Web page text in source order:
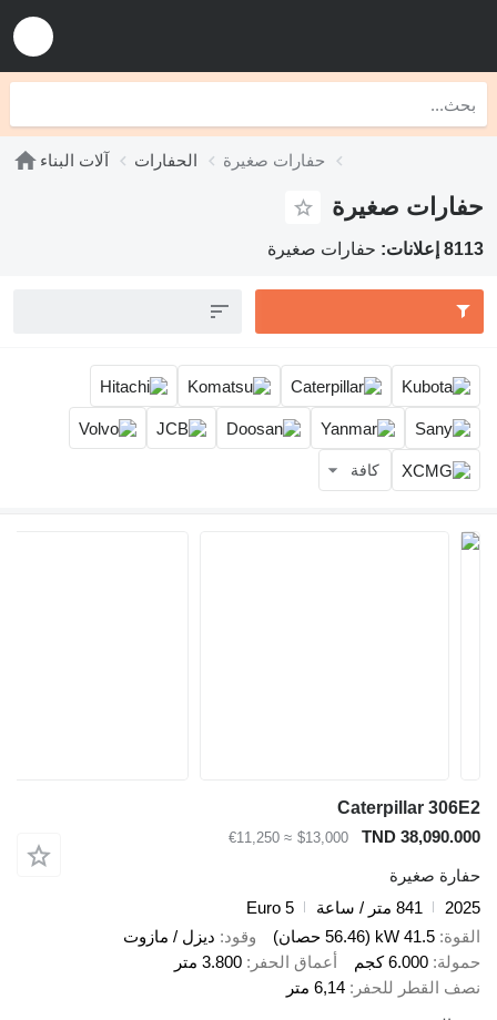
آلات البناء الحفارات حفارات صغيرة
صغيرة
حفارات صغيرة
كافة
Caterpillar
TND
$13,000
≈ €11,250
841 متر / ساعة
Euro 5
41.5 kW (56.46 حصان)
وقود ديزل / مازوت
6.000 كجم
أعماق الحفر 3.800 متر
للحفر 6,14 متر